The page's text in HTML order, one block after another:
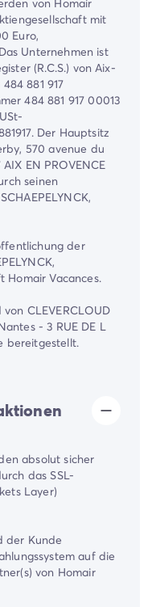
mit
Euro,
Unternehmen ist
(R.C.S.) von Aix-
881 917
484 881 917 00013
Der Hauptsitz
570 avenue du
EN PROVENCE
seinen
der
Homair Vacances.
CLEVERCLOUD
- 3 RUE DE L
bereitgestellt.
absolut sicher
das SSL-
Layer)
der Kunde
auf die
von Homair